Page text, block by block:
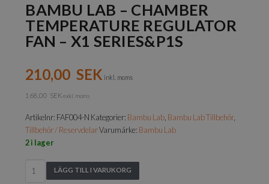
BAMBU LAB – CHAMBER
TEMPERATURE REGULATOR
FAN – X1 SERIES&P1S
210,00 SEK inkl. moms
168,00 SEK exkl. moms
Artikelnr: FAF004-N Kategorier: Bambu Lab Bambu Lab Tillbehör,
Tillbehör / ReservdelarVarumärke: Bambu Lab
2 i lager
Bambu
LÄGG TILL I VARUKORG